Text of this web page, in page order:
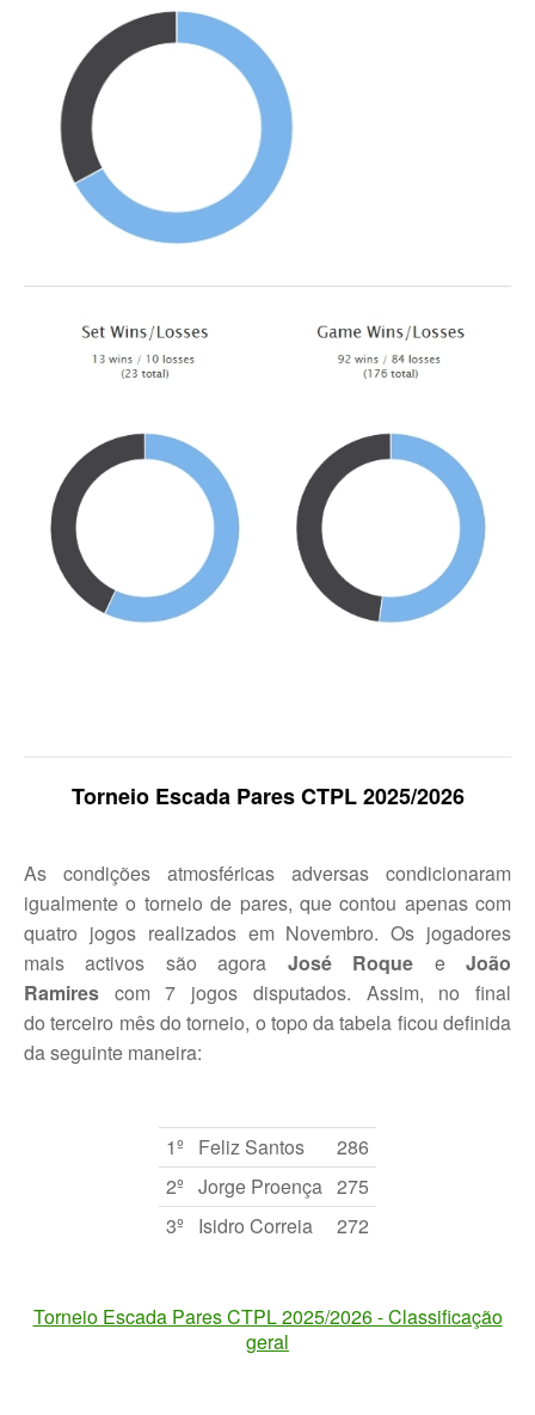
Torneio Raqueta por um Sorriso
Masters Torneio Escada
Inter-Clubes +35
Galeria 2012
Lumiar Kids Open XI
Smashtour
Inter-Clubes Seniores
Torneio Raqueta por um Sorriso
Contactos
Mapa do Site
Clube Ténis Paço do Lumiar
Torneio Escada Pares CTPL 2025/2026
As condições atmosféricas adversas condicionaram
igualmente o torneio de pares, que contou apenas com
quatro jogos realizados em Novembro. Os jogadores
mais activos são agora José Roque eJoão
Ramires com 7 jogos disputados. Assim, no final
do terceiro mês do torneio, o topo da tabela ficou definida
da seguinte maneira:
1º Feliz Santos
286
2º Jorge Proença 275
3º
Isidro Correia 272
Torneio Escada Pares CTPL 2025/2026 - Classificação
geral